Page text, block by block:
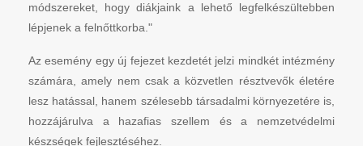
módszereket, hogy diákjaink a lehető legfelkészültebben
lépjenek a felnőttkorba."
Az esemény egy új fejezet kezdetét jelzi mindkét intézmény
számára, amely nem csak a közvetlen résztvevők életére
lesz hatással, hanem szélesebb társadalmi környezetére is,
hozzájárulva a hazafias szellem és a nemzetvédelmi
készségek fejlesztéséhez.